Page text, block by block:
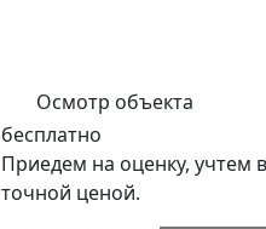
Осмотр объекта
бесплатно
Приедем на оценку, учтем
точной ценой.